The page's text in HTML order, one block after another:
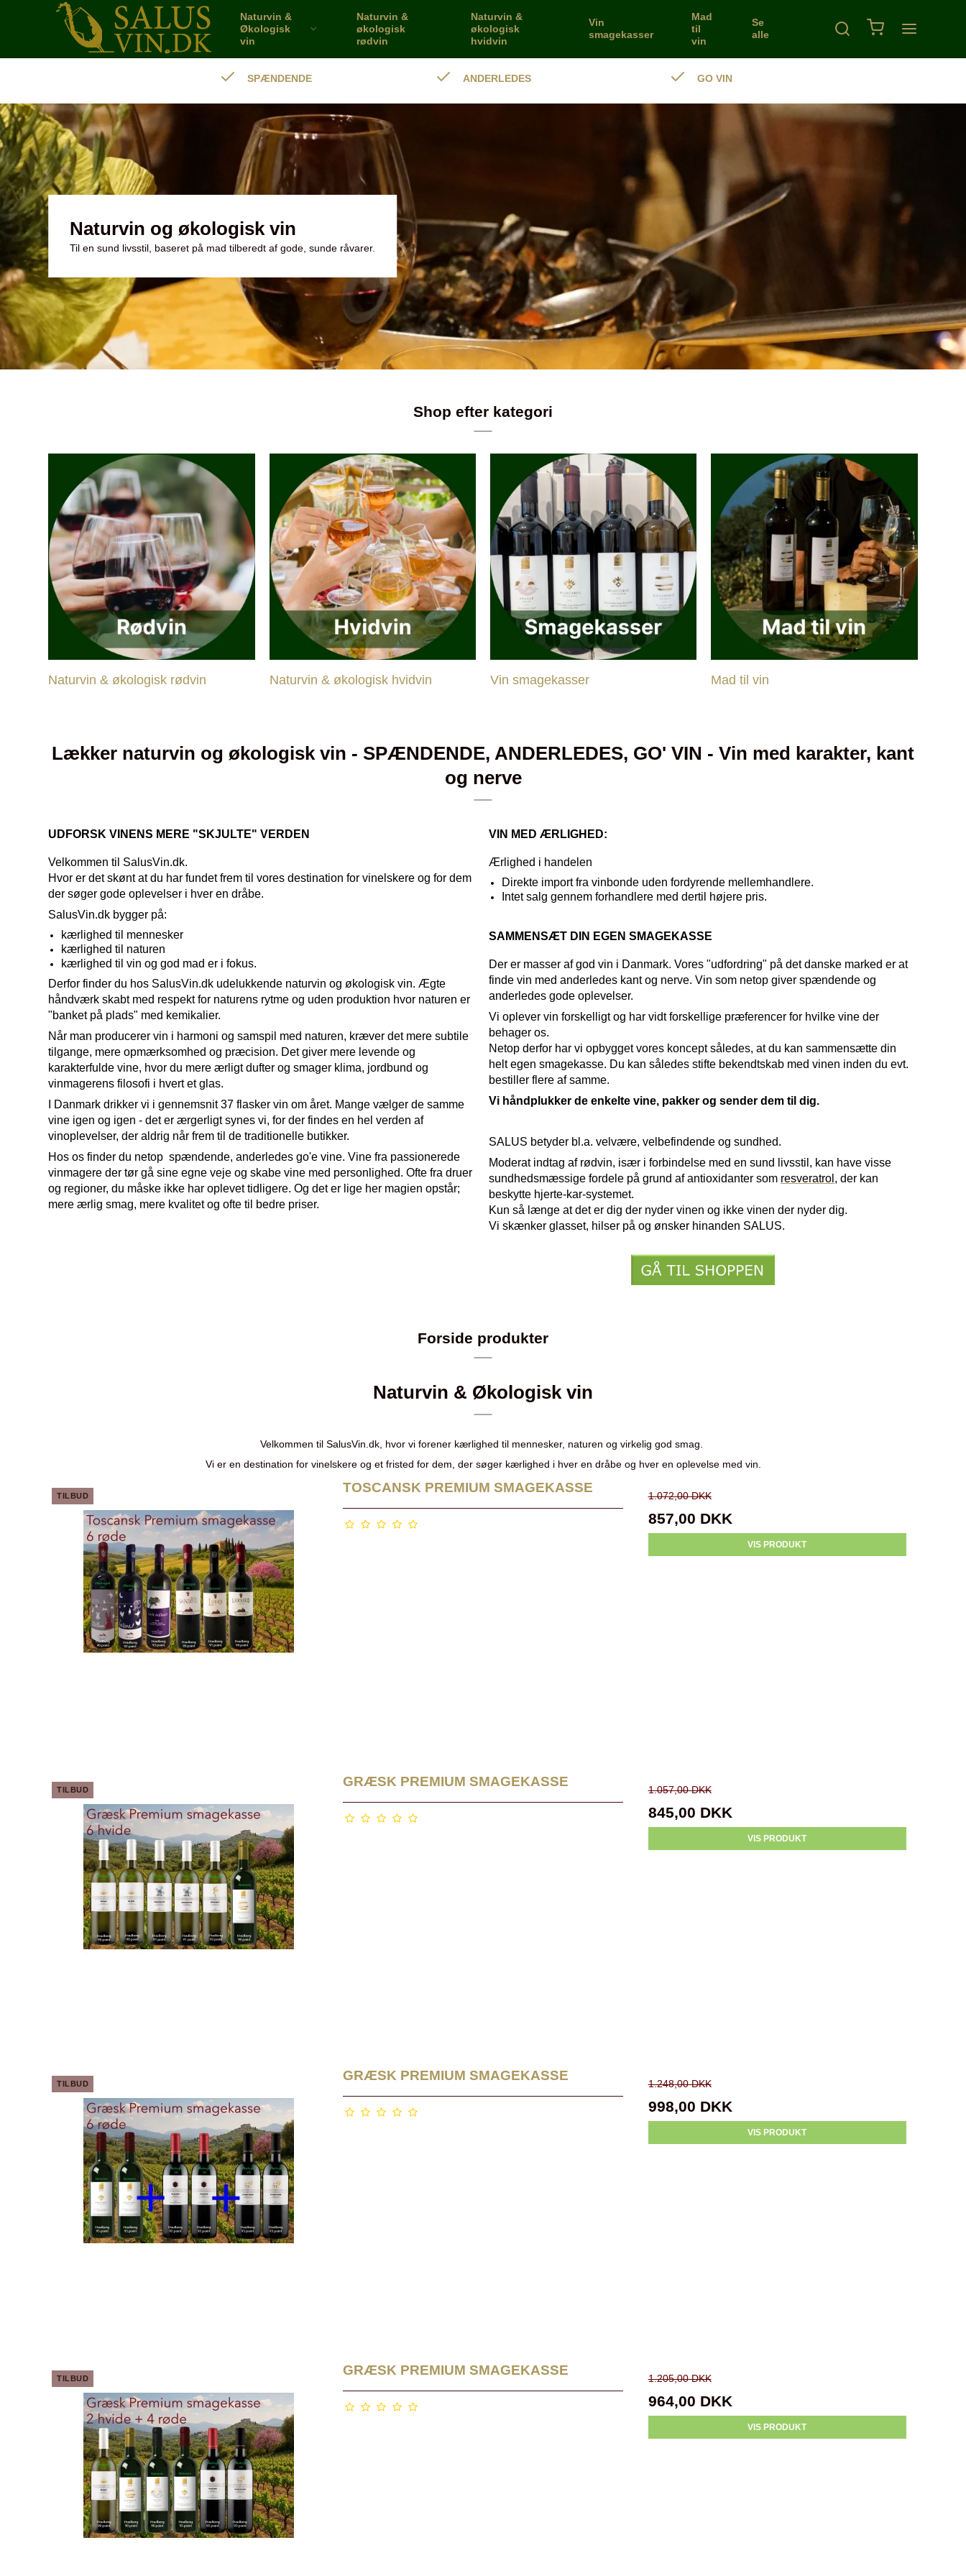
Naturvin &
Økologisk
vin
Naturvin &
økologisk
rødvin
Naturvin &
økologisk
hvidvin
Vin
smagekasser
Mad
til
vin
Se
alle
SPÆNDENDE ANDERLEDES GO VIN
Naturvin og økologisk vin
Til en sund livsstil, baseret på mad tilberedt af gode, sunde råvarer.
Shop efter kategori
Naturvin & økologisk rødvin Naturvin & økologisk hvidvin Vin smagekasser Mad til vin
Lækker naturvin og økologisk vin - SPÆNDENDE, ANDERLEDES, GO' VIN - Vin med karakter, kant
og nerve
UDFORSK VINENS MERE "SKJULTE" VERDEN
Velkommen til SalusVin.dk.
Hvor er det skønt at du har fundet frem til vores destination for vinelskere og for dem
der søger gode oplevelser i hver en dråbe.
SalusVin.dk bygger på:
kærlighed til mennesker
kærlighed til naturen
kærlighed til vin og god mad er i fokus.
Derfor finder du hos SalusVin.dk udelukkende naturvin og økologisk vin. Ægte
håndværk skabt med respekt for naturens rytme og uden produktion hvor naturen er
"banket på plads" med kemikalier.
Når man producerer vin i harmoni og samspil med naturen, kræver det mere subtile
tilgange, mere opmærksomhed og præcision. Det giver mere levende og
karakterfulde vine, hvor du mere ærligt dufter og smager klima, jordbund og
vinmagerens filosofi i hvert et glas.
I Danmark drikker vi i gennemsnit 37 flasker vin om året. Mange vælger de samme
vine igen og igen - det er ærgerligt synes vi, for der findes en hel verden af
vinoplevelser, der aldrig når frem til de traditionelle butikker.
Hos os finder du netop spændende, anderledes go'e vine. Vine fra passionerede
vinmagere der tør gå sine egne veje og skabe vine med personlighed. Ofte fra druer
og regioner, du måske ikke har oplevet tidligere. Og det er lige her magien opstår;
mere ærlig smag, mere kvalitet og ofte til bedre priser.
VIN MED ÆRLIGHED:
Ærlighed i handelen
Direkte import fra vinbonde uden fordyrende mellemhandlere.
Intet salg gennem forhandlere med dertil højere pris.
SAMMENSÆT DIN EGEN SMAGEKASSE
Der er masser af god vin i Danmark. Vores "udfordring" på det danske marked er at
finde vin med anderledes kant og nerve. Vin som netop giver spændende og
anderledes gode oplevelser.
Vi oplever vin forskelligt og har vidt forskellige præferencer for hvilke vine der
behager os.
Netop derfor har vi opbygget vores koncept således, at du kan sammensætte din
helt egen smagekasse. Du kan således stifte bekendtskab med vinen inden du evt.
bestiller flere af samme.
Vi håndplukker de enkelte vine, pakker og sender dem til dig.
SALUS betyder bl.a. velvære, velbefindende og sundhed.
Moderat indtag af rødvin, især i forbindelse med en sund livsstil, kan have visse
sundhedsmæssige fordele på grund af antioxidanter som resveratrol , der kan
beskytte hjerte-kar-systemet.
Kun så længe at det er dig der nyder vinen og ikke vinen der nyder dig.
Vi skænker glasset, hilser på og ønsker hinanden SALUS.
Forside produkter
Naturvin & Økologisk vin
Velkommen til SalusVin.dk, hvor vi forener kærlighed til mennesker, naturen og virkelig god smag.
Vi er en destination for vinelskere og et fristed for dem, der søger kærlighed i hver en dråbe og hver en oplevelse med vin.
TILBUD
TOSCANSK PREMIUM SMAGEKASSE
1.072,00 DKK
857,00 DKK
VIS PRODUKT
TILBUD
GRÆSK PREMIUM SMAGEKASSE
1.057,00 DKK
845,00 DKK
VIS PRODUKT
TILBUD
GRÆSK PREMIUM SMAGEKASSE
1.248,00 DKK
998,00 DKK
VIS PRODUKT
TILBUD
GRÆSK PREMIUM SMAGEKASSE
1.205,00 DKK
964,00 DKK
VIS PRODUKT